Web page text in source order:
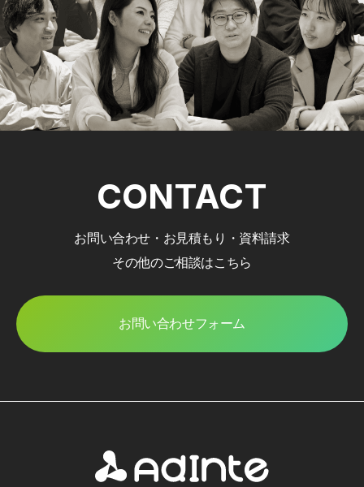
CONTACT
お問い合わせ・お見積もり・資料請求
その他のご相談はこちら
お問い合わせフォーム